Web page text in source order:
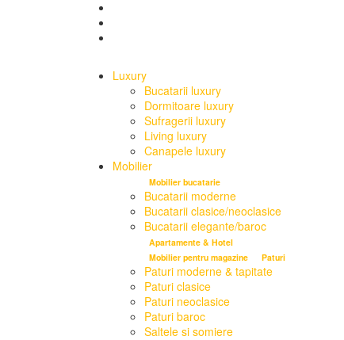
Luxury
Bucatarii luxury
Dormitoare luxury
Sufragerii luxury
Living luxury
Canapele luxury
Mobilier
Mobilier bucatarie
Bucatarii moderne
Bucatarii clasice/neoclasice
Bucatarii elegante/baroc
Apartamente & Hotel
Mobilier pentru magazine
Paturi
Paturi moderne & tapitate
Paturi clasice
Paturi neoclasice
Paturi baroc
Saltele si somiere